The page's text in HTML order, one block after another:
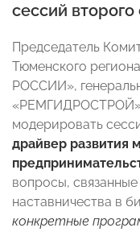
сессий второго
Председатель
Тюменского
РОССИИ»,
модерировать
драйвер развития
вопросы,
наставничества в
конкретные